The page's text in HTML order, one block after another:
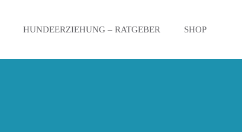
HUNDEERZIEHUNG – RATGEBER SHOP